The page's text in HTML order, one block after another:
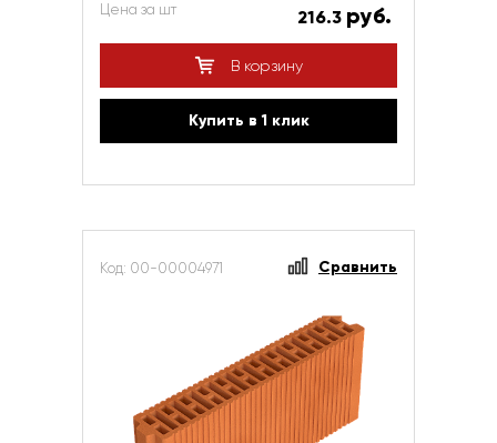
Цена за шт 216.3 руб.
В корзину
Купить в 1 клик
Код: 00-00004971 Сравнить